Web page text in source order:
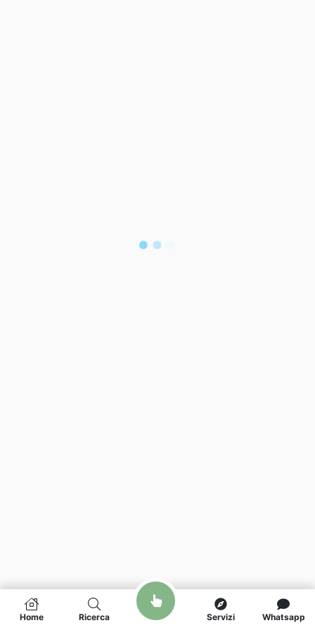
Home Ricerca Servizi Whatsapp